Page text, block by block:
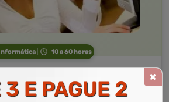
10 a 60 horas
3 E PAGUE 2